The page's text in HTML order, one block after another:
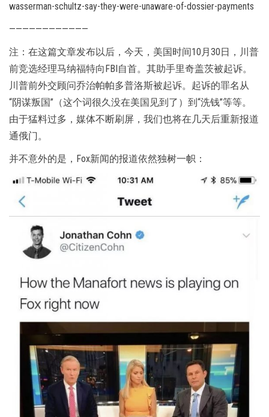
wasserman-schultz-say-they-were-unaware-of-dossier-payments
————————————
注：在这篇文章发布以后，今天，美国时间10月30日，川普
前竞选经理马纳福特向FBI自首。其助手里奇盖茨被起诉。
川普前外交顾问乔治帕帕多普洛斯被起诉。起诉的罪名从
“阴谋叛国”（这个词很久没在美国见到了）到“洗钱”等等。
由于猛料过多，媒体不断刷屏，我们也将在几天后重新报道
通俄门。
并不意外的是，Fox新闻的报道依然独树一帜：